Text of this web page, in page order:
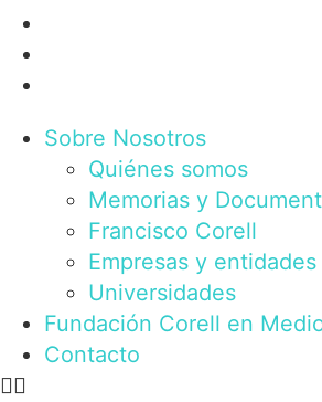
Sobre Nosotros
Quiénes somos
Memorias y
Francisco Corell
Empresas y entidades
Universidades
Fundación Corell en
Contacto